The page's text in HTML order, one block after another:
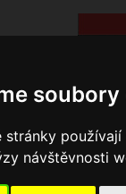
stránky
návštěvnosti